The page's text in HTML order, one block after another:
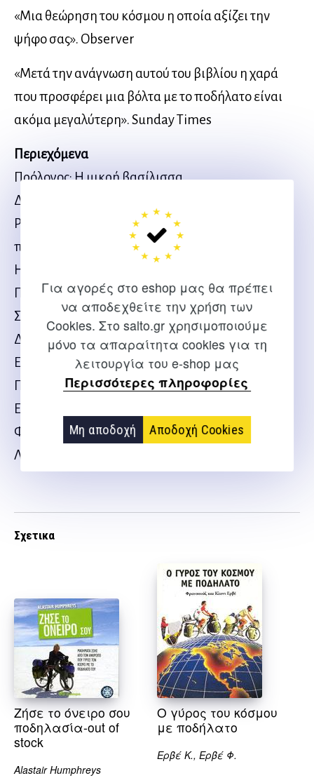
Για αγορές στο eshop μας θα πρέπει
να αποδεχθείτε την χρήση των
Cookies. Στο salto.gr χρησιμοποιούμε
μόνο τα απαραίτητα cookies για τη
λειτουργία του e-shop μας
Περισσότερες πληροφορίες
Μη αποδοχή Αποδοχή Cookies
«Μια θεώρηση του κόσμου η οποία αξίζει την
ψήφο σας». Observer
«Μετά την ανάγνωση αυτού του βιβλίου η χαρά
που προσφέρει μια βόλτα με το ποδήλατο είναι
ακόμα μεγαλύτερη». Sunday Times
Περιεχόμενα
Πρόλογος: Η μικρή βασίλισσα
Διαμαντένια ψυχή: Ο σκελετός
Ρίξε τις λαβές και όχι βόμβες: Σύστημα
πηδαλιούχησης
Η ταχύτητα και οι ταχύτητες: Μετάδοση
Πλευρική στάθμιση, μια άλλη αλήθεια: Τροχοί
Στο πριτσίνι: Η σέλα
Δεν μας καλεί μάταια ο δρόμος
Επίμετρο: Επιλεγμένα αναγνώσματα
Παράρτημα: Χρήσιμες πληροφορίες
Ευχαριστίες
Φωτογραφικές άδειες
Λεπτομέρειες
Σχετικα
Ζήσε το όνειρο σου
ποδηλασία-out of
stock
Alastair Humphreys
Ο γύρος του κόσμου
με ποδήλατο
Ερβέ Κ., Ερβέ Φ.